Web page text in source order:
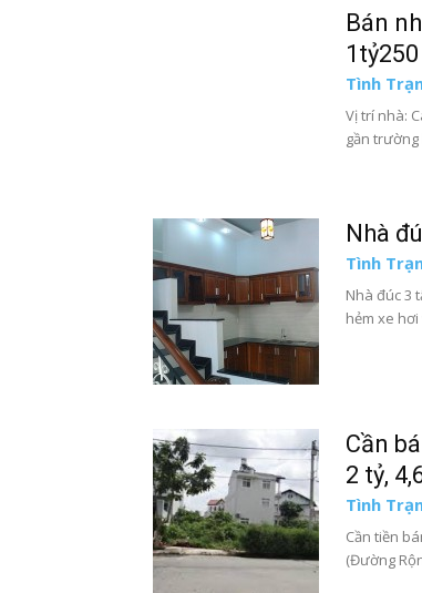
Bán
Tình
Vị trí nhà:
gần trường
Nhà
Tình
Nhà đúc 3
hẻm xe hơi
Cần
2 tỷ,
Tình
Cần tiền
(Đường